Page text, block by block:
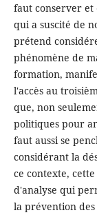
faut conserver
qui a suscité de
prétend
phénomène de
formation,
l'accès au
que, non
politiques pour
faut aussi se
considérant la
ce contexte,
d'analyse qui
la prévention des